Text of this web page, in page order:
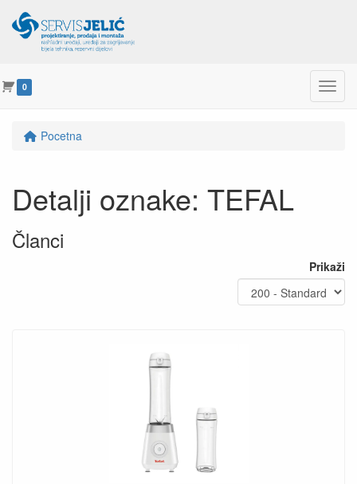
0 Menu
Pocetna
Detalji oznake: TEFAL
Članci
Prikaži